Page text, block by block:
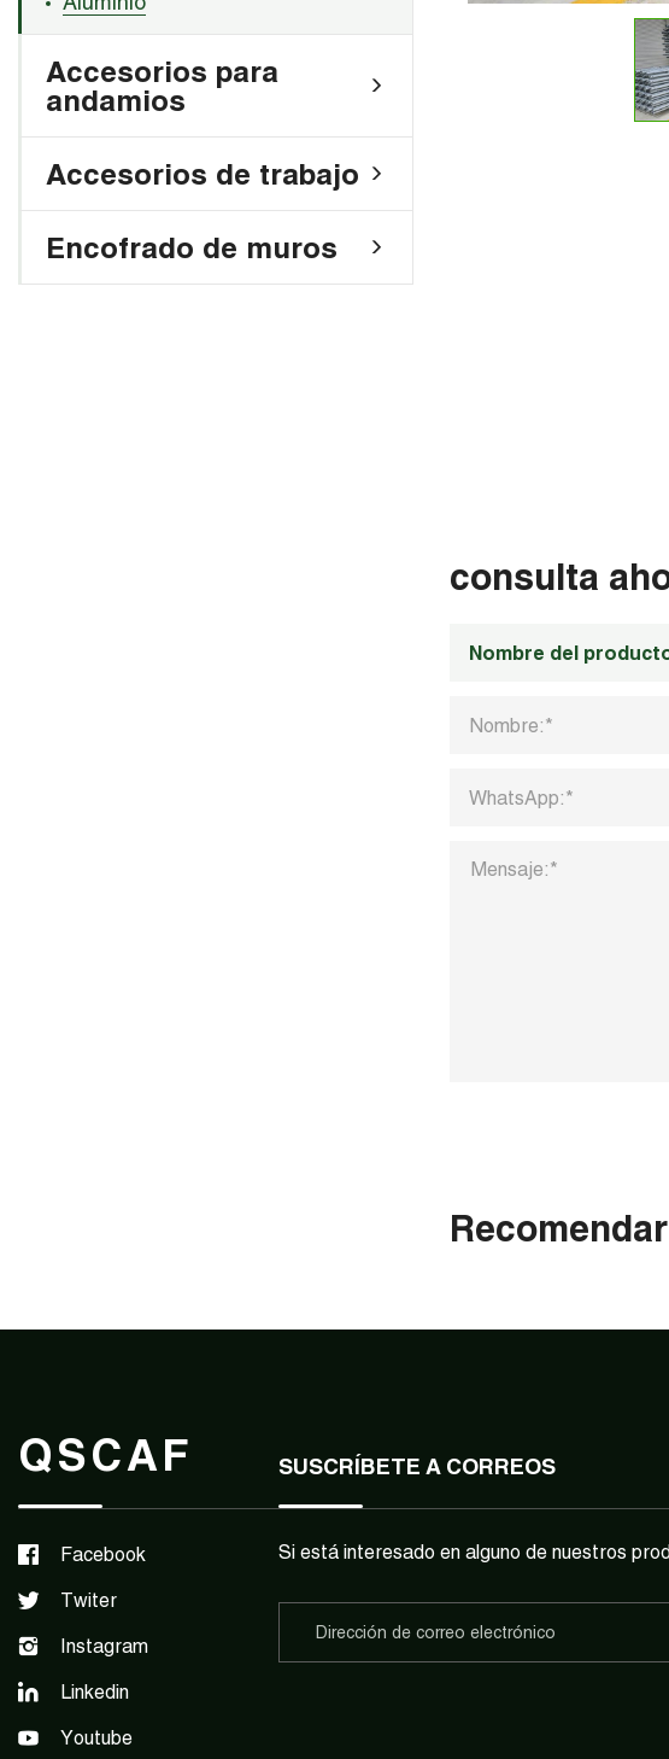
Accesorios para
andamios
Accesorios de trabajo
Encofrado de muros
consulta
Recomendar
QSCAF
Facebook
Twiter
Instagram
Linkedin
Youtube
SUSCRÍBETE A CORREOS
Si está interesado en alguno de nuestros